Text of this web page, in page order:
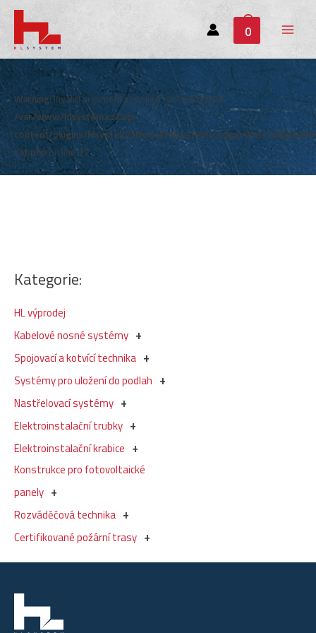
0
Main
Menu
Kategorie:
HL výprodej
Kabelové nosné systémy
Spojovací a kotvící technika
Systémy pro uložení do podlah
Nastřelovací systémy
Elektroinstalační trubky
Elektroinstalační krabice
Konstrukce pro fotovoltaické
panely
Rozváděčová technika
Certifikované požární trasy
Warning: Invalid argument supplied for foreach() in
/var/www/hlsystem.cz/wp-
content/plugins/hlsystem/themes/hlsystem/components/
cat.phpon line12